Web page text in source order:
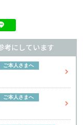
考にしています
ご本人さまへ
ご本人さまへ